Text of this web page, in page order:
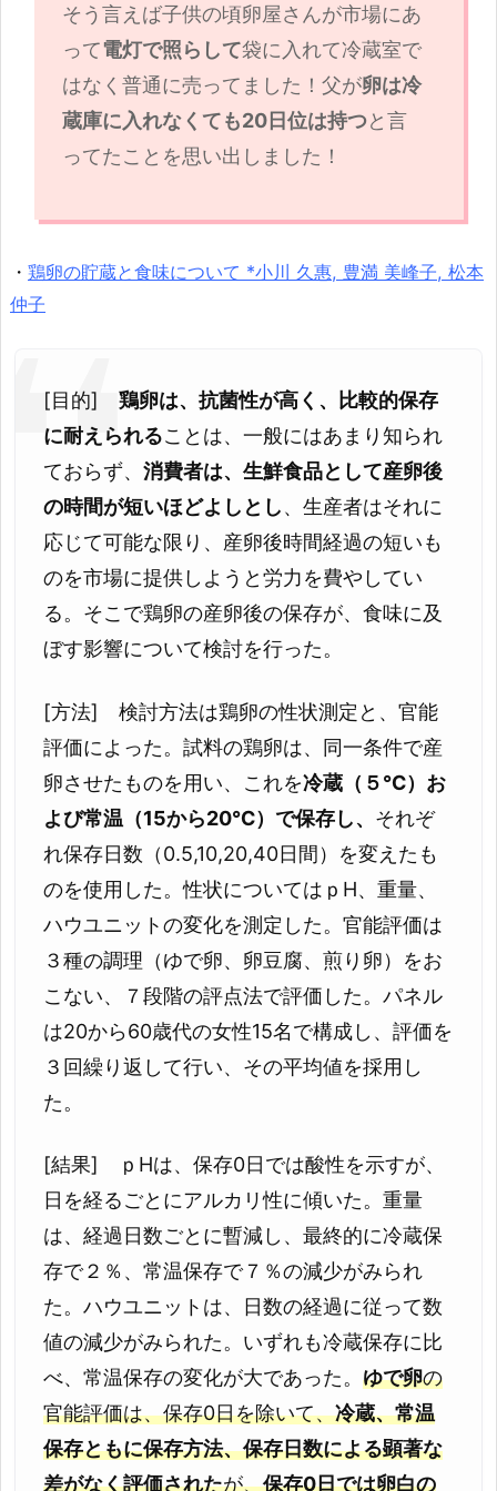
そう言えば子供の頃卵屋さんが市場にあ
って電灯で照らして袋に入れて冷蔵室で
はなく普通に売ってました！父が卵は冷
蔵庫に入れなくても20日位は持つと言
ってたことを思い出しました！
・ 鶏卵の貯蔵と食味について *小川 久惠, 豊満 美峰子, 松本
仲子
[目的] 鶏卵は、抗菌性が高く、比較的保存
に耐えられることは、一般にはあまり知られ
ておらず、 消費者は、生鮮食品として産卵後
の時間が短いほどよしとし、生産者はそれに
応じて可能な限り、産卵後時間経過の短いも
のを市場に提供しようと労力を費やしてい
る。そこで鶏卵の産卵後の保存が、食味に及
ぼす影響について検討を行った。
[方法] 検討方法は鶏卵の性状測定と、官能
評価によった。試料の鶏卵は、同一条件で産
卵させたものを用い、これを冷蔵（５℃）お
よび常温（15から20℃）で保存し、 それぞ
れ保存日数（0.5,10,20,40日間）を変えたも
のを使用した。性状についてはｐH、重量、
ハウユニットの変化を測定した。官能評価は
３種の調理（ゆで卵、卵豆腐、煎り卵）をお
こない、７段階の評点法で評価した。パネル
は20から60歳代の女性15名で構成し、評価を
３回繰り返して行い、その平均値を採用し
た。
[結果] ｐHは、保存0日では酸性を示すが、
日を経るごとにアルカリ性に傾いた。重量
は、経過日数ごとに暫減し、最終的に冷蔵保
存で２％、常温保存で７％の減少がみられ
た。ハウユニットは、日数の経過に従って数
値の減少がみられた。いずれも冷蔵保存に比
べ、常温保存の変化が大であった。 ゆで卵の
官能評価は、保存0日を除いて、冷蔵、常温
保存ともに保存方法、保存日数による顕著な
差がなく評価されたが、保存0日では卵白の